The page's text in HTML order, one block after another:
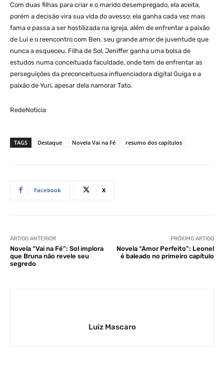
Com duas filhas para criar e o marido desempregado, ela aceita,
porém a decisão vira sua vida do avesso: ela ganha cada vez mais
fama e passa a ser hostilizada na igreja, além de enfrentar a paixão
de Lui e o reencontro com Ben, seu grande amor de juventude que
nunca a esqueceu. Filha de Sol, Jeniffer ganha uma bolsa de
estudos numa conceituada faculdade, onde tem de enfrentar as
perseguições da preconceituosa influenciadora digital Guiga e a
paixão de Yuri, apesar dela namorar Tato.
RedeNoticia
TAGS Destaque Novela Vai na Fé resumo dos capítulos
Facebook X
ARTIGO ANTERIOR
Novela “Vai na Fé”: Sol implora
que Bruna não revele seu
segredo
PRÓXIMO ARTIGO
Novela “Amor Perfeito”: Leonel
é baleado no primeiro capítulo
Luiz Mascaro